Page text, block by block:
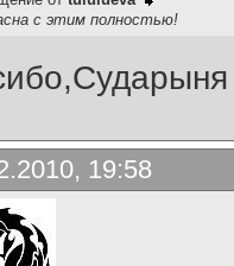
с этим полностью!
19:58